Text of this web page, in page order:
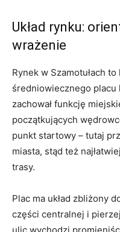
Układ rynku:
wrażenie
Rynek w Szamotułach
średniowiecznego
zachował funkcję
początkujących
punkt startowy – tutaj
miasta, stąd też
trasy.
Plac ma układ zbliżony
części centralnej i